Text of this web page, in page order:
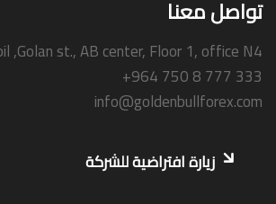
تواصل معنا
,Golan st., AB center, Floor 1, office N4
+964 750 8 777 333
info@goldenbullforex.com
زيارة افتراضية للشركة